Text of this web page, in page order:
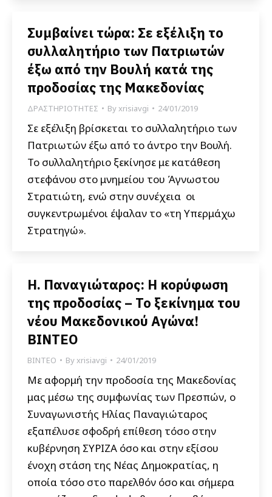
Συμβαίνει τώρα: Σε εξέλιξη το
συλλαλητήριο των Πατριωτών
έξω από την Βουλή κατά της
προδοσίας της Μακεδονίας
ΔΡΑΣΤΗΡΙΟΤΗΤΕΣ Byxrisiavgi 24/01/2019
Σε εξέλιξη βρίσκεται το συλλαλητήριο των
Πατριωτών έξω από το άντρο την Βουλή.
Το συλλαλητήριο ξεκίνησε με κατάθεση
στεφάνου στο μνημείου του Άγνωστου
Στρατιώτη, ενώ στην συνέχεια οι
συγκεντρωμένοι έψαλαν το «τη Υπερμάχω
Στρατηγώ».
Η. Παναγιώταρος: Η κορύφωση
της προδοσίας – Το ξεκίνημα του
νέου Μακεδονικού Αγώνα!
ΒΙΝΤΕΟ
ΒΙΝΤΕΟ Byxrisiavgi 24/01/2019
Με αφορμή την προδοσία της Μακεδονίας
μας μέσω της συμφωνίας των Πρεσπών, ο
Συναγωνιστής Ηλίας Παναγιώταρος
εξαπέλυσε σφοδρή επίθεση τόσο στην
κυβέρνηση ΣΥΡΙΖΑ όσο και στην εξίσου
ένοχη στάση της Νέας Δημοκρατίας, η
οποία τόσο στο παρελθόν όσο και σήμερα